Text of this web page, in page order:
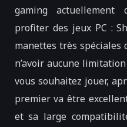
gaming
profiter des jeux PC :
manettes très spéciales
n’avoir aucune
vous souhaitez jouer,
premier va être
et sa large